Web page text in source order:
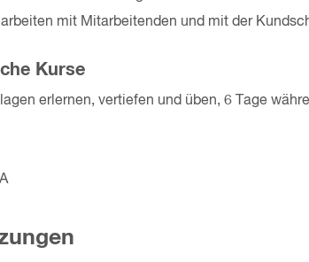
mit Mitarbeitenden und mit der
Kurse
erlernen, vertiefen und üben, 6 Tage